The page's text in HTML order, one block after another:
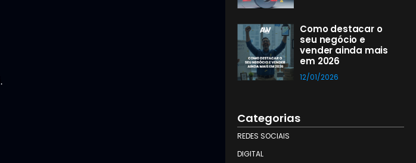
.
Como destacar o
seu negócio e
vender ainda mais
em 2026
12/01/2026
Categorias
REDES SOCIAIS
DIGITAL